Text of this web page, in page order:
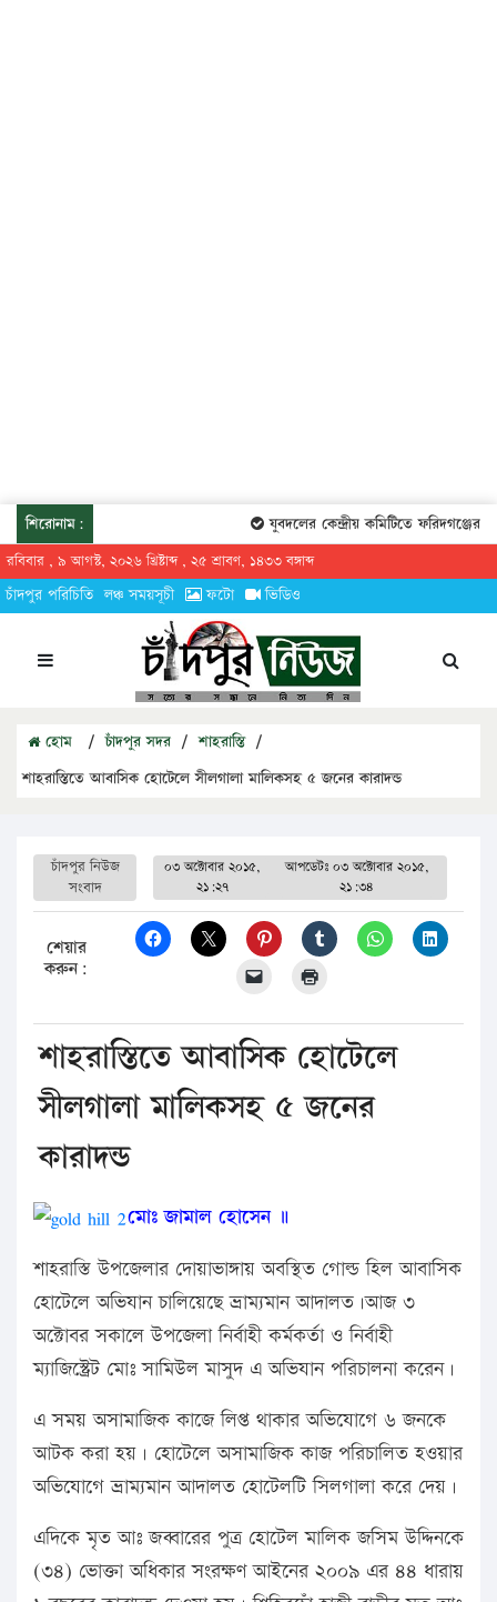
শিরোনাম: যুবদলের কেন্দ্রীয় কমিটিতে ফরিদগঞ্জের
রবিবার , ৯ আগস্ট, ২০২৬ খ্রিষ্টাব্দ , ২৫ শ্রাবণ, ১৪৩৩ বঙ্গাব্দ
চাঁদপুর পরিচিতি লঞ্চ সময়সূচী ফটো ভিডিও
হোম / চাঁদপুর সদর / শাহরাস্তি /
শাহরাস্তিতে আবাসিক হোটেলে সীলগালা মালিকসহ ৫ জনের কারাদন্ড
চাঁদপুর নিউজ
সংবাদ
০৩ অক্টোবার ২০১৫,
২১:২৭
আপডেটঃ ০৩ অক্টোবার ২০১৫,
২১:৩৪
শেয়ার
করুন:
শাহরাস্তিতে আবাসিক হোটেলে
সীলগালা মালিকসহ ৫ জনের
কারাদন্ড
মোঃ জামাল হোসেন ॥
শাহরাস্তি উপজেলার দোয়াভাঙ্গায় অবস্থিত গোল্ড হিল আবাসিক
হোটেলে অভিযান চালিয়েছে ভ্রাম্যমান আদালত।আজ ৩
অক্টোবর সকালে উপজেলা নির্বাহী কর্মকর্তা ও নির্বাহী
ম্যাজিস্ট্রেট মোঃ সামিউল মাসুদ এ অভিযান পরিচালনা করেন।
এ সময় অসামাজিক কাজে লিপ্ত থাকার অভিযোগে ৬ জনকে
আটক করা হয়। হোটেলে অসামাজিক কাজ পরিচালিত হওয়ার
অভিযোগে ভ্রাম্যমান আদালত হোটেলটি সিলগালা করে দেয়।
এদিকে মৃত আঃ জব্বারের পুত্র হোটেল মালিক জসিম উদ্দিনকে
(৩৪) ভোক্তা অধিকার সংরক্ষণ আইনের ২০০৯ এর ৪৪ ধারায়